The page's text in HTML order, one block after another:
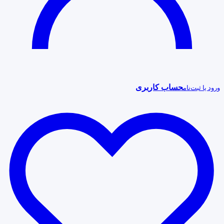
ورود یا ثبت‌نامحساب کاربری